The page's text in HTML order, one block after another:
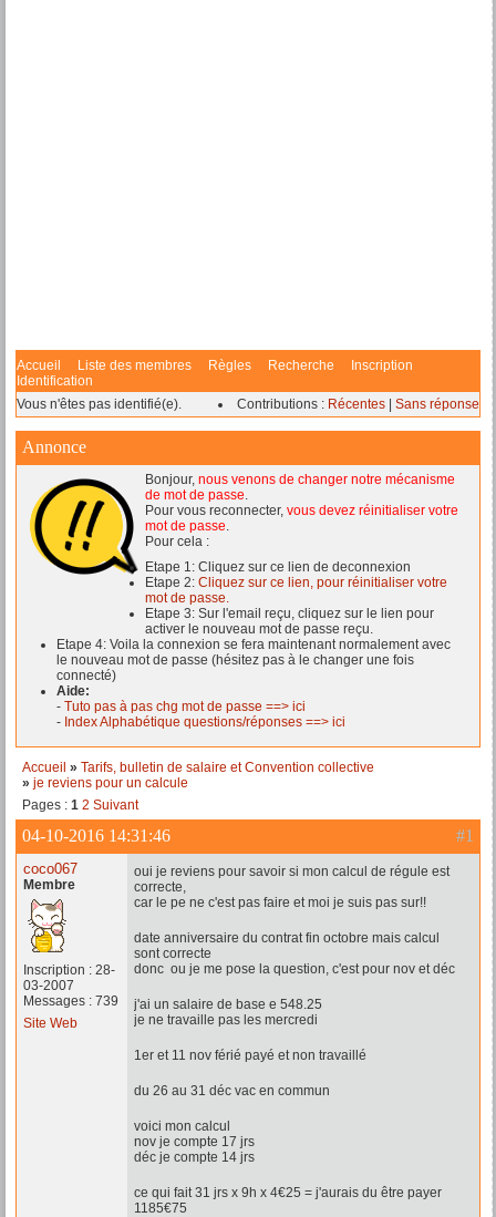
Accueil Liste des membres Règles Recherche
Inscription
Identification
Vous n'êtes pas identifié(e).
Contributions : Récentes Sans réponse
Annonce
Bonjour, nous venons de changer notre mécanisme
de mot de passe.
Pour vous reconnecter, vous devez réinitialiser votre
mot de passe.
Pour cela :
Etape 1: Cliquez sur ce lien de deconnexion
Etape 2: Cliquez sur ce lien, pour réinitialiser votre
mot de passe.
Etape 3: Sur l'email reçu, cliquez sur le lien pour
activer le nouveau mot de passe reçu.
Etape 4: Voila la connexion se fera maintenant normalement avec
le nouveau mot de passe (hésitez pas à le changer une fois
connecté)
Aide:
- Tuto pas à pas chg mot de passe ==> ici
- Index Alphabétique questions/réponses ==> ici
Accueil » Tarifs, bulletin de salaire et Convention collective
» je reviens pour un calcule
Pages : 1 2 Suivant
#1
04-10-2016 14:31:46
coco067
Membre
Inscription : 28-
03-2007
Messages : 739
Site Web
oui je reviens pour savoir si mon calcul de régule est
correcte,
car le pe ne c'est pas faire et moi je suis pas sur!!
date anniversaire du contrat fin octobre mais calcul
sont correcte
donc ou je me pose la question, c'est pour nov et déc
j'ai un salaire de base e 548.25
je ne travaille pas les mercredi
1er et 11 nov férié payé et non travaillé
du 26 au 31 déc vac en commun
voici mon calcul
nov je compte 17 jrs
déc je compte 14 jrs
ce qui fait 31 jrs x 9h x 4€25 = j'aurais du être payer
1185€75